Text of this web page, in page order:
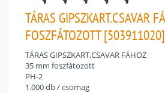
TÁRAS GIPSZKART.CSAVAR
FOSZFÁTOZOTT [503911020]
TÁRAS GIPSZKART.CSAVAR FÁHOZ
35 mm foszfátozott
PH-2
1.000 db / csomag